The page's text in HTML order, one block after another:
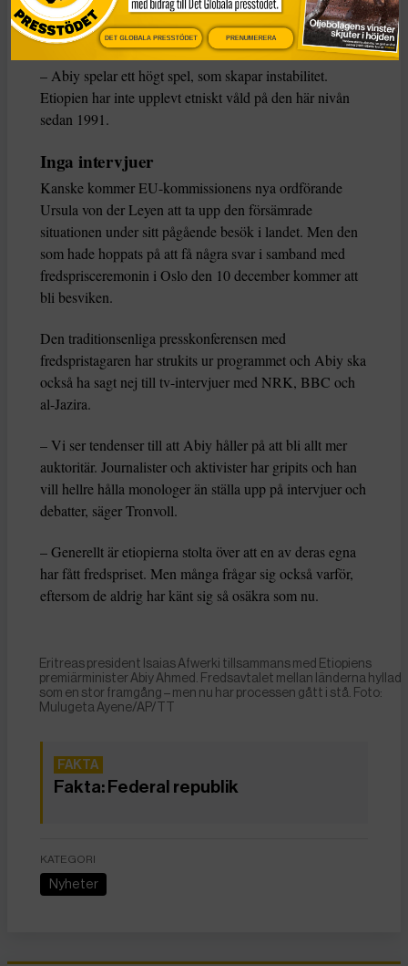
förlorat stöd och grävt sin egen politiska grav, säger
Tronvoll.
– Abiy spelar ett högt spel, som skapar instabilitet.
Etiopien har inte upplevt etniskt våld på den här nivån
sedan 1991.
Inga intervjuer
Kanske kommer EU-kommissionens nya ordförande
Ursula von der Leyen att ta upp den försämrade
situationen under sitt pågående besök i landet. Men den
som hade hoppats på att få några svar i samband med
fredsprisceremonin i Oslo den 10 december kommer att
bli besviken.
Den traditionsenliga presskonferensen med
fredspristagaren har strukits ur programmet och Abiy ska
också ha sagt nej till tv-intervjuer med NRK, BBC och
al-Jazira.
– Vi ser tendenser till att Abiy håller på att bli allt mer
auktoritär. Journalister och aktivister har gripits och han
vill hellre hålla monologer än ställa upp på intervjuer och
debatter, säger Tronvoll.
– Generellt är etiopierna stolta över att en av deras egna
har fått fredspriset. Men många frågar sig också varför,
eftersom de aldrig har känt sig så osäkra som nu.
Eritreas president Isaias Afwerki tillsammans med Etiopiens
premiärminister Abiy Ahmed. Fredsavtalet mellan länderna
som en stor framgång – men nu har processen gått i stå. Foto:
Mulugeta Ayene/AP/TT
Fakta: Federal republik
KATEGORI
Nyheter
DET GLOBALA PRESSTÖDET PRENUMERERA